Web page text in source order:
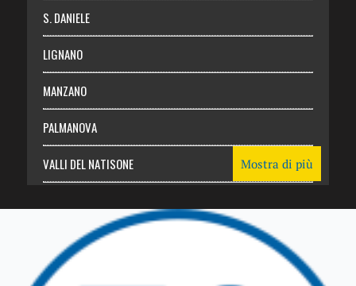
S. DANIELE
LIGNANO
MANZANO
PALMANOVA
VALLI DEL NATISONE
TRICESIMO
TARCENTO
Mostra di più